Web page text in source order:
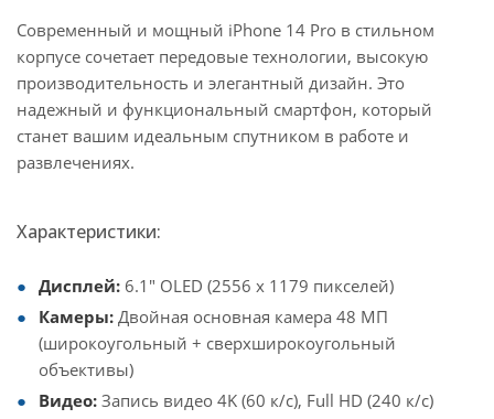
Современный и мощный iPhone 14 Pro в стильном
корпусе сочетает передовые технологии, высокую
производительность и элегантный дизайн. Это
надежный и функциональный смартфон, который
станет вашим идеальным спутником в работе и
развлечениях.
Характеристики:
Дисплей: 6.1" OLED (2556 х 1179 пикселей)
Камеры: Двойная основная камера 48 МП
(широкоугольный + сверхширокоугольный
объективы)
Видео: Запись видео 4K (60 к/с), Full HD (240 к/с)